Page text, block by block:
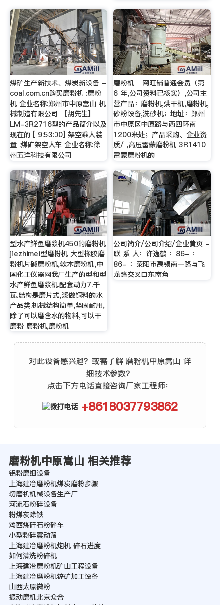
煤矿生产新技术、煤炭新设备 -
coal.com.cn购买磨粉机 :磨粉
机 企业名称:郑州市中原嵩山 机
械制造有限公司 【胡先生】
LM-3R2716型的产品简介以及
现在的 [ 9:53:00] 架空乘人装
置 :煤矿架空人车 企业名称:徐
州五洋科技有限公司
磨粉机 · 网旺铺普通会员（第
6 年,公司资料已核实）,公司主
营产品：磨粉机,烘干机,磨粉机,
砂粉设备,洗砂机；地址：郑州
市中原区中原路与西四环南
1200米处；产品采购、企业资
质/ ,高压雷蒙磨粉机 3R1410
雷蒙磨粉机的
型水产鲜鱼磨浆机450的磨粉机
jiezhimei型磨粉机 大型橡胶磨
粉机片碱磨粉机,软木磨粉机,中
国化工仪器网我厂生产的型和型
水产鲜鱼磨浆机.配套动力7.千
瓦.结构是磨片式,浆做饲料的水
产品类.机械结构简单,坚固耐用,
除了可以磨含水的物料,可以干
磨粉 磨粉机,磨粉机
公司简介/公司介绍/企业黄页 -
联 系 人：许逸鹤 ：86- ：
86- ：荥阳市禹锡南一路与飞
龙路交叉口东南角
对此设备感兴趣？或需了解 磨粉机中原嵩山 详
细技术参数？
点击下方电话直接咨询厂家工程师：
+8618037793862
磨粉机中原嵩山 相关推荐
铝粉磨细设备
上海建冶磨粉机煤炭磨粉步骤
切磨机机械设备生产厂
河流石粉碎设备
粉煤灰除铁
鸡西煤矸石粉碎车
小型粉碎震动筛
上海建冶磨粉机炮机 碎石进度
如何清洗粉碎机
上海建冶磨粉机矿山工程设备
上海建冶磨粉机锌矿加工设备
山西太原微粉
振动磨机北京众合